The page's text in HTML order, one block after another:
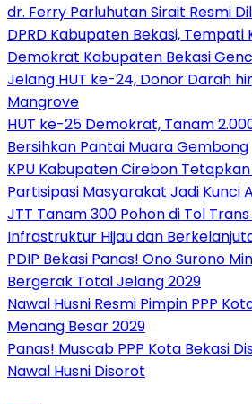
dr. Ferry Parluhutan Sirait Resmi
DPRD Kabupaten Bekasi, Tempati
Demokrat Kabupaten Bekasi
Jelang HUT ke-24, Donor Darah
Mangrove
HUT ke-25 Demokrat, Tanam
Bersihkan Pantai Muara Gembong
KPU Kabupaten Cirebon Tetapkan
Partisipasi Masyarakat Jadi Kunci
JTT Tanam 300 Pohon di Tol
Infrastruktur Hijau dan
PDIP Bekasi Panas! Ono Surono
Bergerak Total Jelang 2029
Nawal Husni Resmi Pimpin PPP
Menang Besar 2029
Panas! Muscab PPP Kota Bekasi
Nawal Husni Disorot